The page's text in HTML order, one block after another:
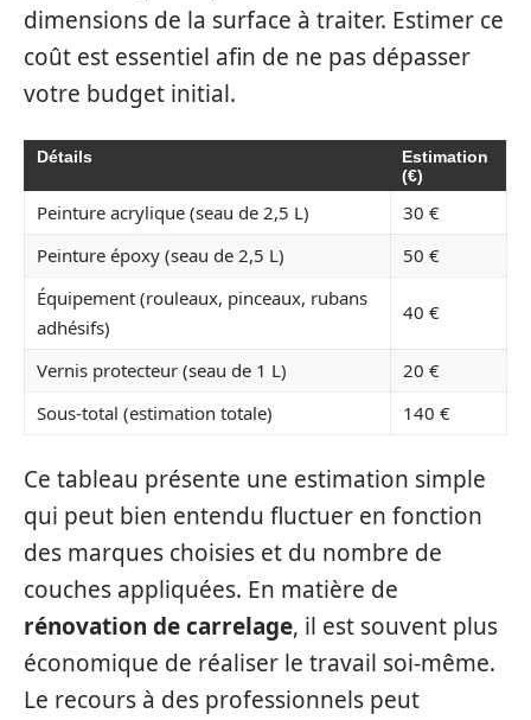
dimensions de la surface à traiter. Estimer ce
coût est essentiel afin de ne pas dépasser
votre budget initial.
Détails
Estimation
(€)
Peinture acrylique (seau de 2,5 L)
30 €
Peinture époxy (seau de 2,5 L)
50 €
Équipement (rouleaux, pinceaux, rubans
adhésifs)
40 €
Vernis protecteur (seau de 1 L)
20 €
Sous-total (estimation totale)
140 €
Ce tableau présente une estimation simple
qui peut bien entendu fluctuer en fonction
des marques choisies et du nombre de
couches appliquées. En matière de
rénovation de carrelage, il est souvent plus
économique de réaliser le travail soi-même.
Le recours à des professionnels peut